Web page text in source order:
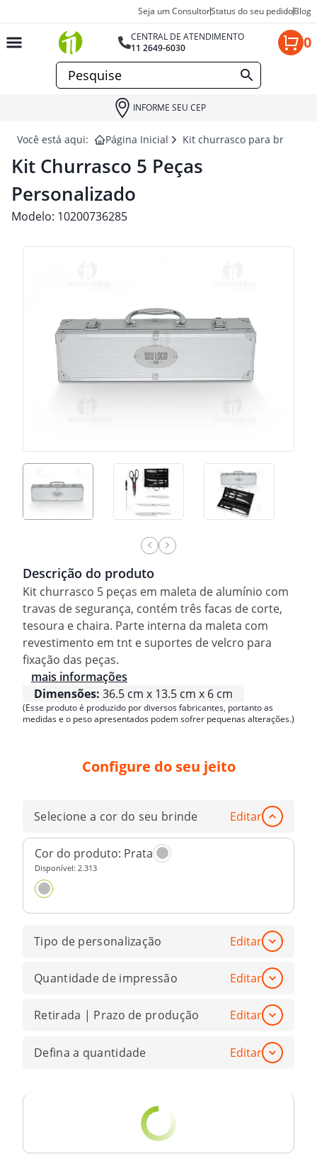
Seja um ConsultorStatus do seu pedidoBlog
CENTRAL DE ATENDIMENTO
11 2649-6030
0
INFORME SEU CEP
Você está aqui: Página Inicial Kit churrasco para brindes
Kit Churrasco 5 Peças
Personalizado
Modelo: 10200736285
Descrição do produto
Kit churrasco 5 peças em maleta de alumínio com
travas de segurança, contém três facas de corte,
tesoura e chaira. Parte interna da maleta com
revestimento em tnt e suportes de velcro para
fixação das peças.
mais informações
Dimensões: 36.5 cm x 13.5 cm x 6 cm
(Esse produto é produzido por diversos fabricantes, portanto as
medidas e o peso apresentados podem sofrer pequenas alterações.)
Configure do seu jeito
Selecione a cor do seu brinde Editar
Cor do produto: Prata
Disponível: 2.313
Tipo de personalização Editar
Quantidade de impressão Editar
Retirada | Prazo de produção Editar
Defina a quantidade Editar